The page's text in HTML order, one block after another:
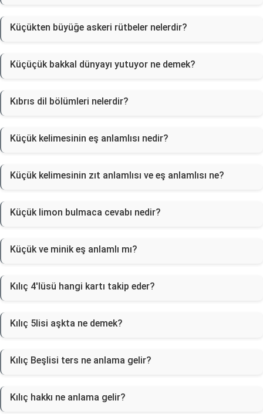
Küçükten büyüğe askeri rütbeler nelerdir?
Küçüçük bakkal dünyayı yutuyor ne demek?
Kıbrıs dil bölümleri nelerdir?
Küçük kelimesinin eş anlamlısı nedir?
Küçük kelimesinin zıt anlamlısı ve eş anlamlısı ne?
Küçük limon bulmaca cevabı nedir?
Küçük ve minik eş anlamlı mı?
Kılıç 4'lüsü hangi kartı takip eder?
Kılıç 5lisi aşkta ne demek?
Kılıç Beşlisi ters ne anlama gelir?
Kılıç hakkı ne anlama gelir?